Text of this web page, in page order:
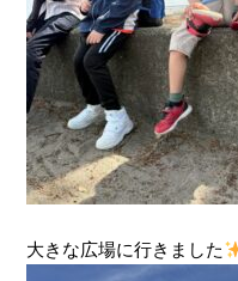
大きな広場に行きました